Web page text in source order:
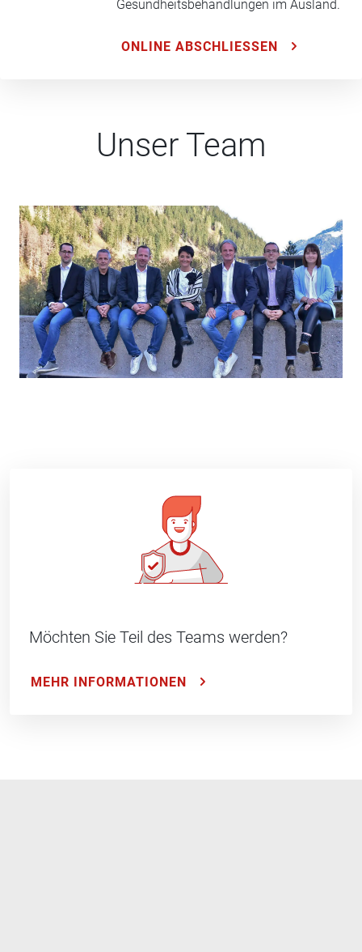
Gesundheitsbehandlungen im Ausland.
ONLINE ABSCHLIESSEN
Unser Team
Möchten Sie Teil des Teams werden?
MEHR INFORMATIONEN